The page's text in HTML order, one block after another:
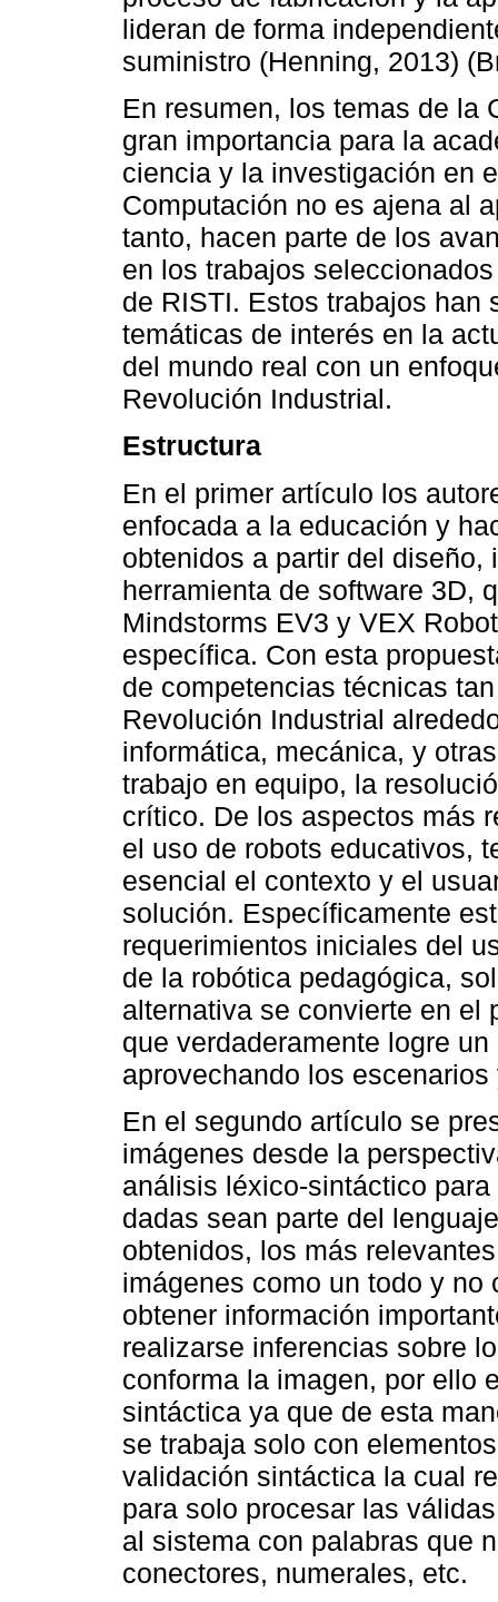
lideran de forma
suministro (Henning, 2013)
En resumen, los temas de la
gran importancia para la
ciencia y la investigación en
Computación no es ajena al
tanto, hacen parte de los
en los trabajos
de RISTI. Estos trabajos han
temáticas de interés en la
del mundo real con un
Revolución Industrial.
Estructura
En el primer artículo los
enfocada a la educación y
obtenidos a partir del
herramienta de software 3D,
Mindstorms EV3 y VEX
específica. Con esta
de competencias técnicas
Revolución Industrial
informática, mecánica, y
trabajo en equipo, la
crítico. De los aspectos más
el uso de robots educativos,
esencial el contexto y el
solución. Específicamente
requerimientos iniciales del
de la robótica pedagógica,
alternativa se convierte en el
que verdaderamente logre
aprovechando los
En el segundo artículo se
imágenes desde la
análisis léxico-sintáctico
dadas sean parte del
obtenidos, los más
imágenes como un todo y
obtener información
realizarse inferencias sobre
conforma la imagen, por ello
sintáctica ya que de esta
se trabaja solo con
validación sintáctica la cual
para solo procesar las
al sistema con palabras que
conectores, numerales, etc.